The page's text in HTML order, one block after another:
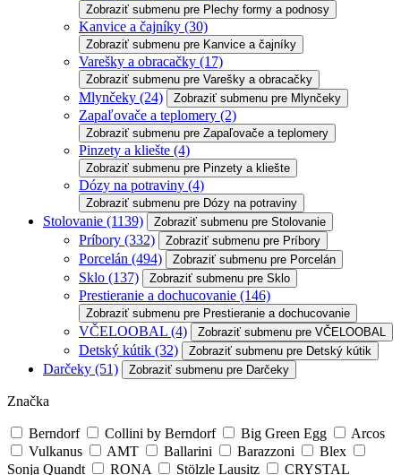
Zobraziť submenu pre Plechy formy a podnosy
Kanvice a čajníky (30)
Zobraziť submenu pre Kanvice a čajníky
Varešky a obracačky (17)
Zobraziť submenu pre Varešky a obracačky
Mlynčeky (24) Zobraziť submenu pre Mlynčeky
Zapaľovače a teplomery (2)
Zobraziť submenu pre Zapaľovače a teplomery
Pinzety a kliešte (4)
Zobraziť submenu pre Pinzety a kliešte
Dózy na potraviny (4)
Zobraziť submenu pre Dózy na potraviny
Stolovanie (1139) Zobraziť submenu pre Stolovanie
Príbory (332) Zobraziť submenu pre Príbory
Porcelán (494) Zobraziť submenu pre Porcelán
Sklo (137) Zobraziť submenu pre Sklo
Prestieranie a dochucovanie (146)
Zobraziť submenu pre Prestieranie a dochucovanie
VČELOOBAL (4) Zobraziť submenu pre VČELOOBAL
Detský kútik (32) Zobraziť submenu pre Detský kútik
Darčeky (51) Zobraziť submenu pre Darčeky
Značka
Berndorf Collini by Berndorf Big Green Egg
Arcos
Vulkanus
AMT Ballarini Barazzoni
Blex
Sonja Quandt
RONA Stölzle Lausitz
CRYSTAL